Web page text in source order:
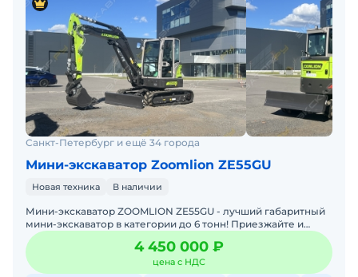
Санкт-Петербург и ещё 34 города
Мини-экскаватор Zoomlion ZE55GU
Новая техника В наличии
Мини-экскаватор ZOOMLION ZE55GU - лучший габаритный
мини-экскаватор в категории до 6 тонн! Приезжайте и
пробуйте!Машина 2026 года выпуска с гарантией.
Просторн
4 450 000 ₽
цена с НДС